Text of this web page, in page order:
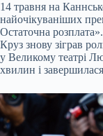
14 травня на
найочікуваніших
Остаточна
Круз знову зіграв
у Великому театрі
хвилин і